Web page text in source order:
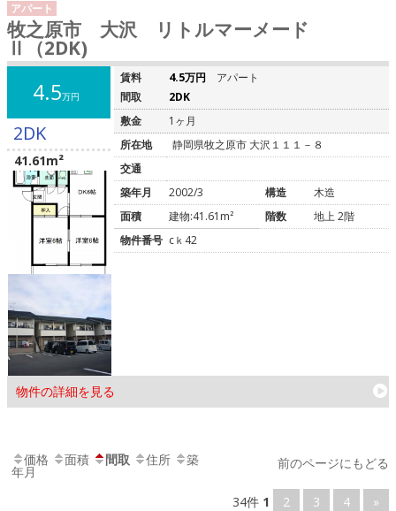
アパート
牧之原市 大沢 リトルマーメード
Ⅱ（2DK)
4.5万円
2DK
41.61m²
物件の詳細を見る
賃料 4.5万円
アパート
間取
2DK
敷金
1ヶ月
所在地
静岡県牧之原市 大沢１１１－８
交通
築年月
2002/3 構造
木造
面積
建物:41.61m² 階数
地上 2階
物件番号 cｋ42
価格 面積 間取 住所 築
年月
34件 1 2 3 4 »
前のページにもどる